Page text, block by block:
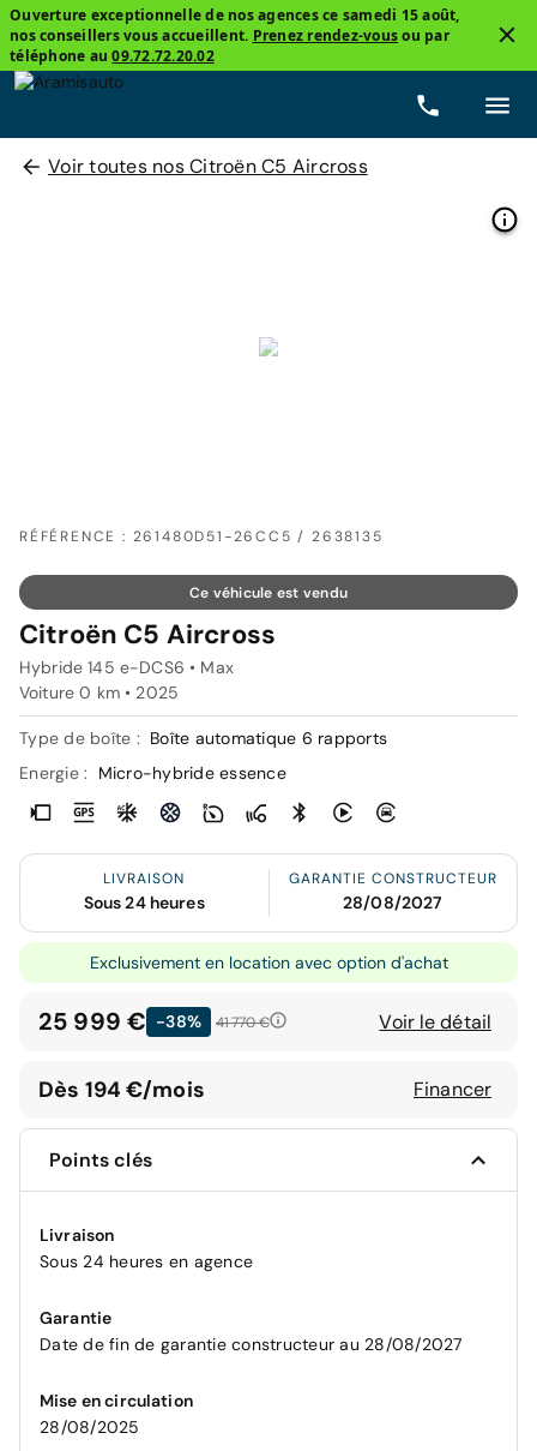
Ouverture exceptionnelle de nos agences ce samedi 15 août,
nos conseillers vous accueillent. Prenez rendez-vousou par
téléphone au09.72.72.20.02
Voir toutes nos Citroën C5 Aircross
RÉFÉRENCE : 261480D51-26CC5 / 2638135
Ce véhicule est vendu
Citroën C5 Aircross
Hybride 145 e-DCS6 • Max
Voiture 0 km • 2025
Type de boîte : Boîte automatique 6 rapports
Energie :
Micro-hybride essence
LIVRAISON
Sous 24 heures
GARANTIE CONSTRUCTEUR
28/08/2027
Exclusivement en location avec option d'achat
25 999 € -38% 41 770 € Voir le détail
Dès 194 €/mois Financer
Points clés
Livraison
Sous 24 heures en agence
Garantie
Date de fin de garantie constructeur au 28/08/2027
Mise en circulation
28/08/2025